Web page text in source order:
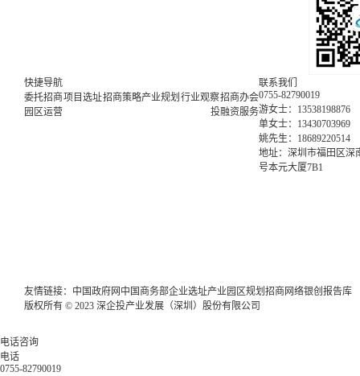
快捷导航
委托招商项目选址招商策略产业规划 行业观察招商办会
园区运营
投融资服务
联系我们
0755-82790019
游女士：13538198876
单女士：13430703969
姚先生：18689220514
地址：深圳市福田区深
号本元大厦7B1
友情链接： 中国政府网 中国商务部企业选址产业园区规划 招商网络银创报告库
版权所有 © 2023 深企投产业发展（深圳）股份有限公司
电话咨询
电话
0755-82790019